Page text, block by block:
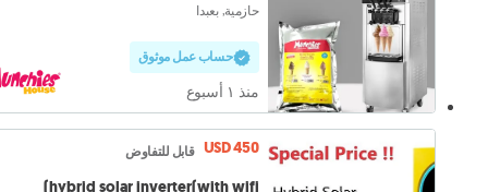
حازمية, بعبدا
حساب عمل موثوق
منذ ١ أسبوع
USD 450 قابل للتفاوض
hybrid solar inverter(with wifi)